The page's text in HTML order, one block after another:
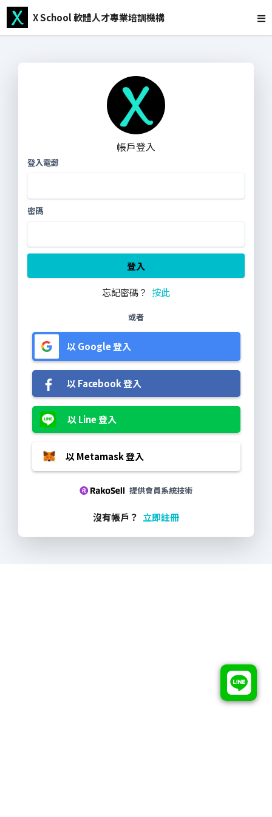
X School 軟體人才專業培訓機構
帳戶登入
登入電郵
密碼
登入
忘記密碼？ 按此
或者
以 Google 登入
以 Facebook 登入
以 Line 登入
以 Metamask 登入
提供會員系統技術
沒有帳戶？ 立即註冊